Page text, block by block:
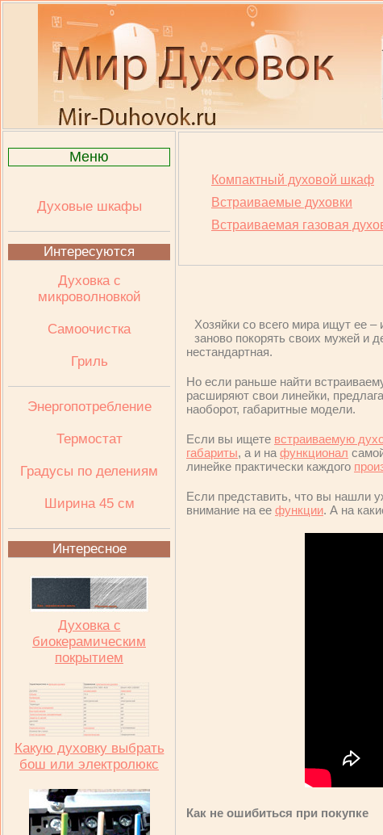
Меню
Духовые шкафы
Интересуются
Духовка с
микроволновкой
Самоочистка
Гриль
Энергопотребление
Термостат
Градусы по делениям
Ширина 45 см
Интересное
Духовка с
биокерамическим
покрытием
Какую духовку выбрать
бош или электролюкс
Компактный духовой шкаф
Встраиваемые духовки
Встраиваемая газовая
Хозяйки со всего мира ищут ее –
заново покорять своих мужей и
нестандартная.
Но если раньше найти
расширяют свои линейки,
наоборот, габаритные модели.
Если вы ищете встраиваемую
габариты, а и на функционал
линейке практически каждого
Если представить, что вы нашли
внимание на ее функции. А на
Как не ошибиться при покупке